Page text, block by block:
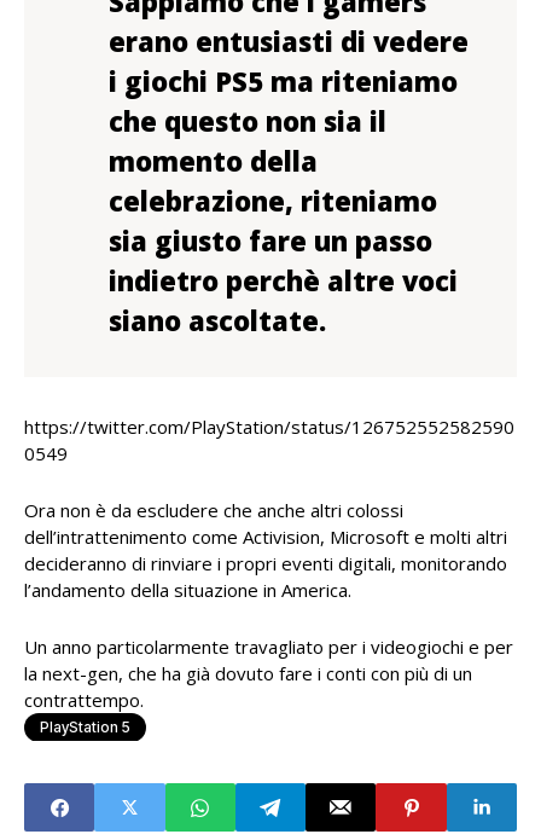
erano entusiasti di vedere
i giochi PS5 ma riteniamo
che questo non sia il
momento della
celebrazione, riteniamo
sia giusto fare un passo
indietro perchè altre voci
siano ascoltate.
https://twitter.com/PlayStation/status/126752552582590
0549
Ora non è da escludere che anche altri colossi
dell’intrattenimento come Activision, Microsoft e molti altri
decideranno di rinviare i propri eventi digitali, monitorando
l’andamento della situazione in America.
Un anno particolarmente travagliato per i videogiochi e per
la next-gen, che ha già dovuto fare i conti con più di un
contrattempo.
PlayStation 5